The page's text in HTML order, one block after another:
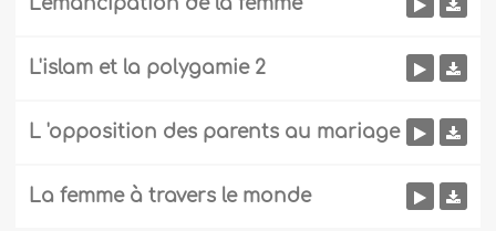
L'islam et la polygamie 2
L 'opposition des parents au mariage
La femme à travers le monde